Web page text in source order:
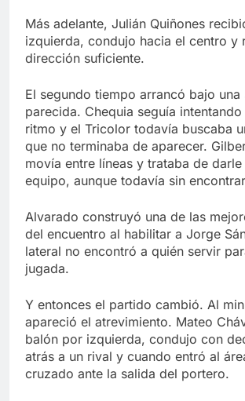
Más adelante, Julián Quiñones
izquierda, condujo hacia el centro y
dirección suficiente.
El segundo tiempo arrancó bajo una
parecida. Chequia seguía
ritmo y el Tricolor todavía buscaba
que no terminaba de aparecer.
movía entre líneas y trataba de
equipo, aunque todavía sin
Alvarado construyó una de las
del encuentro al habilitar a Jorge
lateral no encontró a quién servir
jugada.
Y entonces el partido cambió. Al
apareció el atrevimiento. Mateo
balón por izquierda, condujo con
atrás a un rival y cuando entró al
cruzado ante la salida del portero.